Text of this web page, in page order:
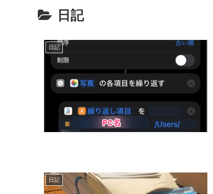
日記
日記
日記